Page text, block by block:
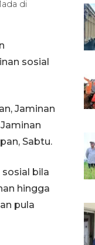
di
sosial
Jaminan
Sabtu.
bila
hingga
pula